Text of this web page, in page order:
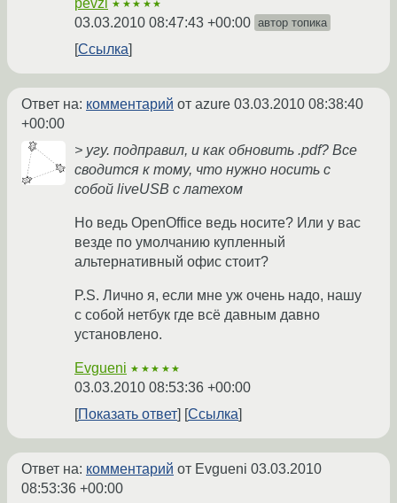
pevzi ★★★★★
03.03.2010 08:47:43 +00:00 автор топика
Ссылка
Ответ на: комментарий от azure 03.03.2010 08:38:40
+00:00
> угу. подправил, и как обновить .pdf? Все
сводится к тому, что нужно носить с
собой liveUSB с латехом
Но ведь OpenOffice ведь носите? Или у вас
везде по умолчанию купленный
альтернативный офис стоит?
P.S. Лично я, если мне уж очень надо, нашу
с собой нетбук где всё давным давно
установлено.
Evgueni ★★★★★
03.03.2010 08:53:36 +00:00
Показать ответ
Ссылка
Ответ на: комментарий от Evgueni 03.03.2010
08:53:36 +00:00